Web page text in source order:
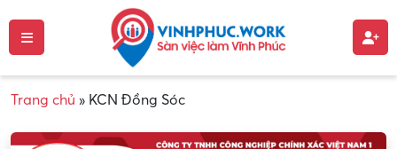
Trang chủ » KCN Đồng Sóc